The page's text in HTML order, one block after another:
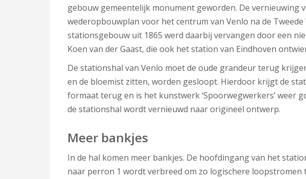
gebouw gemeentelijk monument geworden. De vernieuwing
wederopbouwplan voor het centrum van Venlo na de
stationsgebouw uit 1865 werd daarbij vervangen door een
Koen van der Gaast, die ook het station van Eindhoven
De stationshal van Venlo moet de oude grandeur terug
en de bloemist zitten, worden gesloopt. Hierdoor krijgt de
formaat terug en is het kunstwerk ‘Spoorwegwerkers’ weer
de stationshal wordt vernieuwd naar origineel ontwerp.
Meer bankjes
In de hal komen meer bankjes. De hoofdingang van het
naar perron 1 wordt verbreed om zo logischere loopstromen